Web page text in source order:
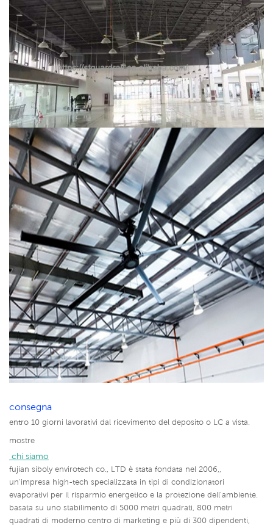
consegna
entro 10 giorni lavorativi dal ricevimento del deposito o LC a vista.
mostre
chi siamo
fujian siboly envirotech co., LTD è stata fondata nel 2006,,
un'impresa high-tech specializzata in tipi di condizionatori
evaporativi per il risparmio energetico e la protezione dell'ambiente.
basata su uno stabilimento di 5000 metri quadrati, 800 metri
quadrati di moderno centro di marketing e più di 300 dipendenti,